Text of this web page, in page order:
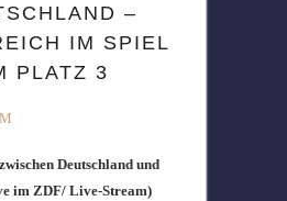
–
IM SPIEL
PLATZ 3
Deutschland und
im ZDF/ Live-Stream)